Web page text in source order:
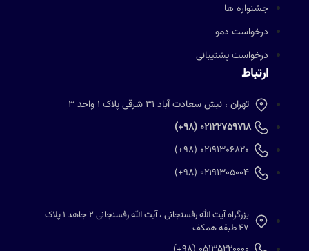
جشنواره ها
درخواست دمو
درخواست پشتیبانی
ارتباط
تهران ، نبش سعادت آباد 31 شرقی پلاک 1 واحد 3
02122759718 (98+)
02191306820 (98+)
02191305004 (98+)
بزرگراه آیت الله رفسنجانی ، آیت الله رفسنجانی 2 جاهد 1 پلاک
47 طبقه همکف